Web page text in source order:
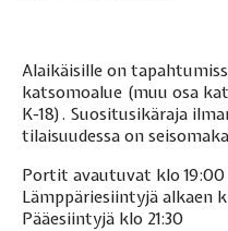
Alaikäisille on
katsomoalue (muu osa
K-18). Suositusikäraja
tilaisuudessa on
Portit avautuvat klo 19:00
Lämppäriesiintyjä alkaen
Pääesiintyjä klo 21:30